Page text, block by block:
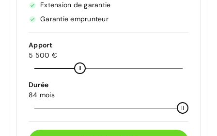
Extension de garantie
Garantie emprunteur
Apport
5 500 €
Durée
84 mois